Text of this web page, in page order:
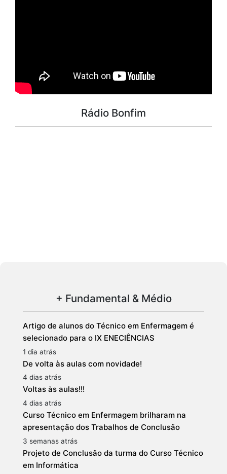
Rádio Bonfim
+ Fundamental & Médio
Artigo de alunos do Técnico em Enfermagem é
selecionado para o IX ENECIÊNCIAS
1 dia atrás
De volta às aulas com novidade!
4 dias atrás
Voltas às aulas!!!
4 dias atrás
Curso Técnico em Enfermagem brilharam na
apresentação dos Trabalhos de Conclusão
3 semanas atrás
Projeto de Conclusão da turma do Curso Técnico
em Informática